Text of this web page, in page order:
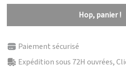
Hop, panier !
Paiement sécurisé
Expédition sous 72H ouvrées,